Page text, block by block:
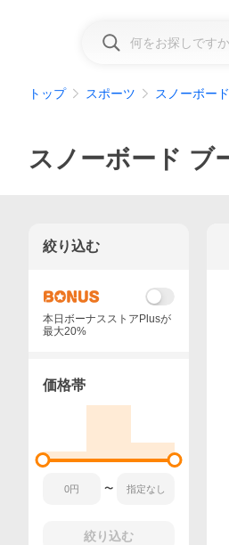
トップ スポーツ スノーボード
スノーボード ブ
絞り込む
本日ボーナスストアPlusが
最大20%
価格帯
〜
絞り込む